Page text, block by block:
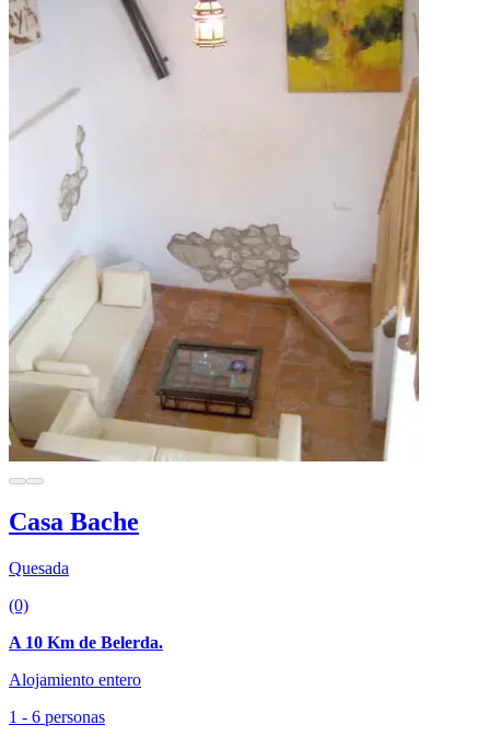
Casa Bache
Quesada
(0)
A 10 Km de Belerda.
Alojamiento entero
1 - 6 personas